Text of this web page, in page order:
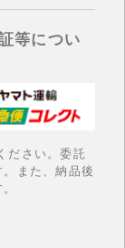
等につい
ださい。委託
また、納品後